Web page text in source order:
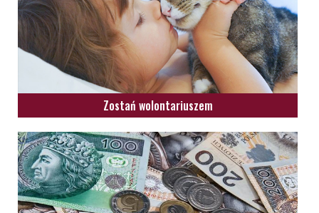
Zostań wolontariuszem